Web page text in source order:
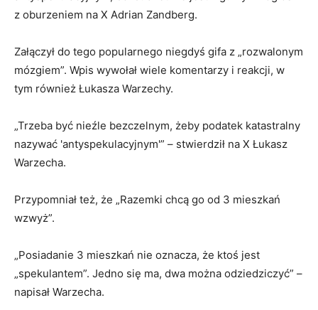
z oburzeniem na X Adrian Zandberg.
Załączył do tego popularnego niegdyś gifa z „rozwalonym
mózgiem”. Wpis wywołał wiele komentarzy i reakcji, w
tym również Łukasza Warzechy.
„Trzeba być nieźle bezczelnym, żeby podatek katastralny
nazywać 'antyspekulacyjnym'” – stwierdził na X Łukasz
Warzecha.
Przypomniał też, że „Razemki chcą go od 3 mieszkań
wzwyż”.
„Posiadanie 3 mieszkań nie oznacza, że ktoś jest
„spekulantem”. Jedno się ma, dwa można odziedziczyć” –
napisał Warzecha.